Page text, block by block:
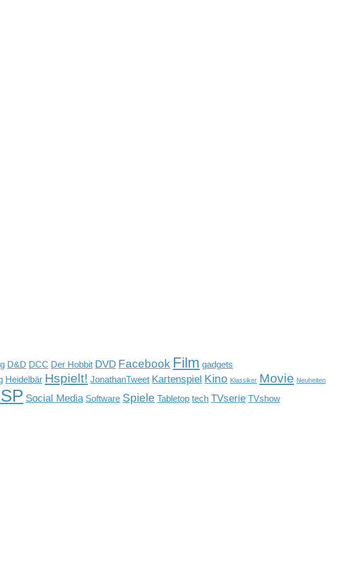
D&D DCC Der Hobbit DVD Facebook Film gadgets
Heidelbär Hspielt! JonathanTweet Kartenspiel Kino Klassiker Movie Neuheiten
Social Media Software Spiele Tabletop tech TVserie TVshow